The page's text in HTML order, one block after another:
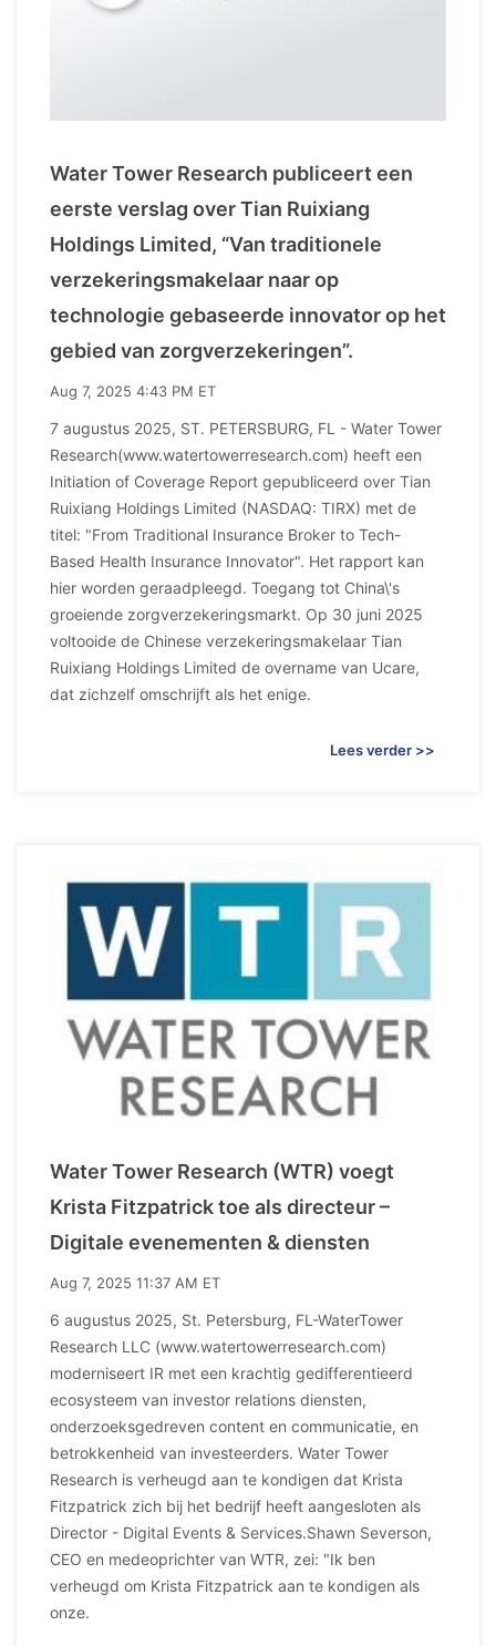
Water Tower Research publiceert een
eerste verslag over Tian Ruixiang
Holdings Limited, “Van traditionele
verzekeringsmakelaar naar op
technologie gebaseerde innovator op het
gebied van zorgverzekeringen”.
Aug 7, 2025 4:43 PM ET
7 augustus 2025, ST. PETERSBURG, FL - Water Tower
Research(www.watertowerresearch.com) heeft een
Initiation of Coverage Report gepubliceerd over Tian
Ruixiang Holdings Limited (NASDAQ: TIRX) met de
titel: "From Traditional Insurance Broker to Tech-
Based Health Insurance Innovator". Het rapport kan
hier worden geraadpleegd. Toegang tot China\'s
groeiende zorgverzekeringsmarkt. Op 30 juni 2025
voltooide de Chinese verzekeringsmakelaar Tian
Ruixiang Holdings Limited de overname van Ucare,
dat zichzelf omschrijft als het enige.
Lees verder >>
Water Tower Research (WTR) voegt
Krista Fitzpatrick toe als directeur –
Digitale evenementen & diensten
Aug 7, 2025 11:37 AM ET
6 augustus 2025, St. Petersburg, FL-WaterTower
Research LLC (www.watertowerresearch.com)
moderniseert IR met een krachtig gedifferentieerd
ecosysteem van investor relations diensten,
onderzoeksgedreven content en communicatie, en
betrokkenheid van investeerders. Water Tower
Research is verheugd aan te kondigen dat Krista
Fitzpatrick zich bij het bedrijf heeft aangesloten als
Director - Digital Events & Services.Shawn Severson,
CEO en medeoprichter van WTR, zei: "Ik ben
verheugd om Krista Fitzpatrick aan te kondigen als
onze.